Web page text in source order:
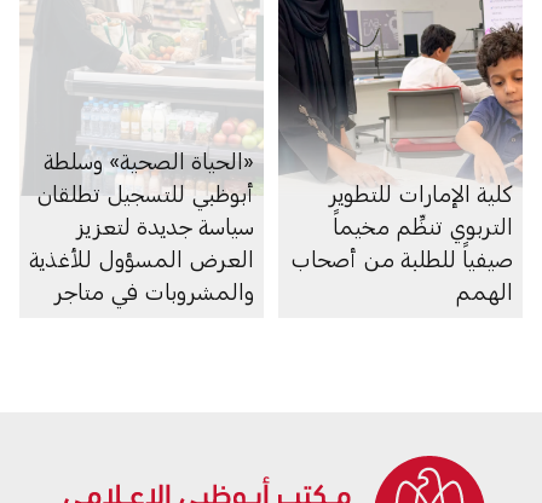
كلية الإمارات للتطوير
التربوي تنظِّم مخيماً
صيفياً للطلبة من أصحاب
الهمم
«الحياة الصحية» وسلطة
أبوظبي للتسجيل تطلقان
سياسة جديدة لتعزيز
العرض المسؤول للأغذية
والمشروبات في متاجر